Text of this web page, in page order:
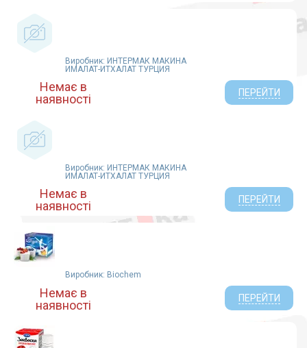
Виробник: ИНТЕРМАК МАКИНА
ИМАЛАТ-ИТХАЛАТ ТУРЦИЯ
Немає в
наявності
ПЕРЕЙТИ
Виробник: ИНТЕРМАК МАКИНА
ИМАЛАТ-ИТХАЛАТ ТУРЦИЯ
Немає в
наявності
ПЕРЕЙТИ
Виробник: Biochem
Немає в
наявності
ПЕРЕЙТИ